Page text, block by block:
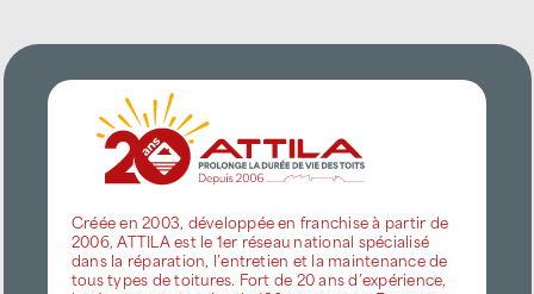
Créée en 2003, développée en franchise à partir de
2006, ATTILA est le 1er réseau national spécialisé
dans la réparation, l’entretien et la maintenance de
tous types de toitures. Fort de 20 ans d’expérience,